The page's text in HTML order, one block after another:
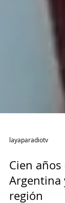
layaparadiotv